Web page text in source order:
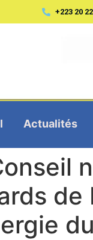
+223 20
Actualités
de